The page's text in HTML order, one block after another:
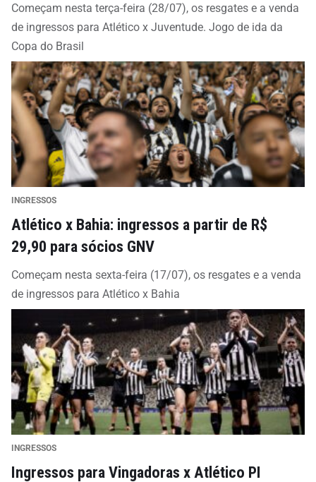
Começam nesta terça-feira (28/07), os resgates e a venda
de ingressos para Atlético x Juventude. Jogo de ida da
Copa do Brasil
INGRESSOS
Atlético x Bahia: ingressos a partir de R$
29,90 para sócios GNV
Começam nesta sexta-feira (17/07), os resgates e a venda
de ingressos para Atlético x Bahia
INGRESSOS
Ingressos para Vingadoras x Atlético PI